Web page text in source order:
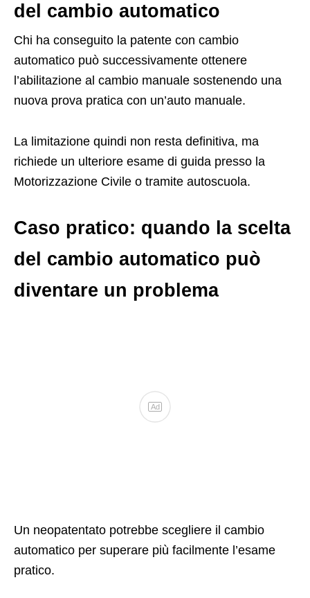
del cambio automatico
Chi ha conseguito la patente con cambio
automatico può successivamente ottenere
l’abilitazione al cambio manuale sostenendo una
nuova prova pratica con un’auto manuale.
La limitazione quindi non resta definitiva, ma
richiede un ulteriore esame di guida presso la
Motorizzazione Civile o tramite autoscuola.
Caso pratico: quando la scelta
del cambio automatico può
diventare un problema
Ad
Un neopatentato potrebbe scegliere il cambio
automatico per superare più facilmente l’esame
pratico.